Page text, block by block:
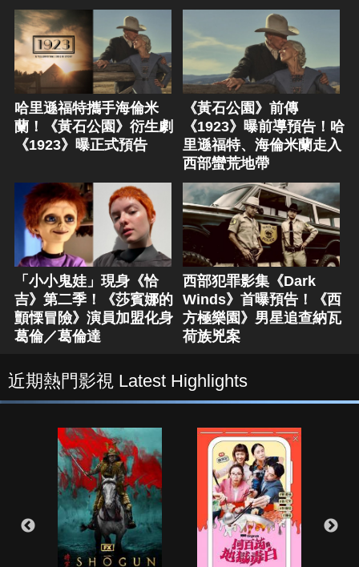
哈里遜福特攜手海倫米
蘭！《黃石公園》衍生劇
《1923》曝正式預告
《黃石公園》前傳
《1923》曝前導預告！哈
里遜福特、海倫米蘭走入
西部蠻荒地帶
「小小鬼娃」現身《恰
吉》第二季！《莎賓娜的
顫慄冒險》演員加盟化身
葛倫／葛倫達
西部犯罪影集《Dark
Winds》首曝預告！《西
方極樂園》男星追查納瓦
荷族兇案
近期熱門影視 Latest Highlights